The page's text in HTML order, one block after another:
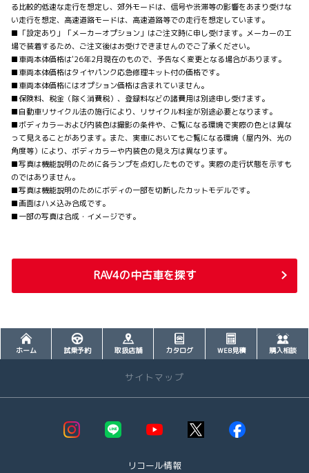
る比較的低速な走行を想定し、郊外モードは、信号や渋滞等の影響をあまり受けな
い走行を想定、高速道路モードは、高速道路等での走行を想定しています。
■「設定あり」「メーカーオプション」はご注文時に申し受けます。メーカーの工
場で装着するため、ご注文後はお受けできませんのでご了承ください。
■車両本体価格は'26年2月現在のもので、予告なく変更となる場合があります。
■車両本体価格はタイヤパンク応急修理キット付の価格です。
■車両本体価格にはオプション価格は含まれていません。
■保険料、税金（除く消費税）、登録料などの諸費用は別途申し受けます。
■自動車リサイクル法の施行により、リサイクル料金が別途必要となります。
■ボディカラーおよび内装色は撮影の条件や、ご覧になる環境で実際の色とは異な
って見えることがあります。また、実車においてもご覧になる環境（屋内外、光の
角度等）により、ボディカラーや内装色の見え方は異なります。
■写真は機能説明のために各ランプを点灯したものです。実際の走行状態を示すも
のではありません。
■写真は機能説明のためにボディの一部を切断したカットモデルです。
■画面はハメ込み合成です。
■一部の写真は合成・イメージです。
RAV4の中古車を探す
ホーム 試乗予約 取扱店舗 カタログ WEB見積 購入相談
サイトマップ
リコール情報